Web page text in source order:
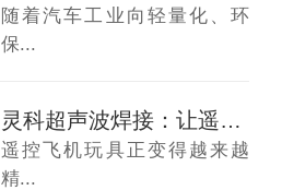
随着汽车工业向轻量化、环
保...
灵科超声波焊接：让遥控飞机玩具更轻、更强、...
遥控飞机玩具正变得越来越
精...